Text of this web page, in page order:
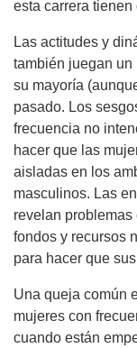
esta carrera tienen
Las actitudes y
también juegan
su mayoría
pasado. Los
frecuencia no
hacer que las
aisladas en los
masculinos. Las
revelan
fondos y recursos
para hacer que
Una queja común
mujeres con
cuando están